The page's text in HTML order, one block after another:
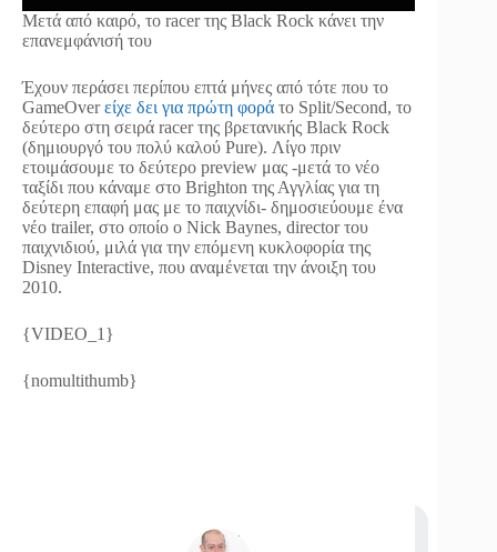
Μετά από καιρό, το racer της Black Rock κάνει την
επανεμφάνισή του
Έχουν περάσει περίπου επτά μήνες από τότε που το
GameOverείχε δει για πρώτη φορά το Split/Second, το
δεύτερο στη σειρά racer της βρετανικής Black Rock
(δημιουργό του πολύ καλού Pure). Λίγο πριν
ετοιμάσουμε το δεύτερο preview μας -μετά το νέο
ταξίδι που κάναμε στο Brighton της Αγγλίας για τη
δεύτερη επαφή μας με το παιχνίδι- δημοσιεύουμε ένα
νέο trailer, στο οποίο ο Nick Baynes, director του
παιχνιδιού, μιλά για την επόμενη κυκλοφορία της
Disney Interactive, που αναμένεται την άνοιξη του
2010.
{VIDEO_1}
{nomultithumb}